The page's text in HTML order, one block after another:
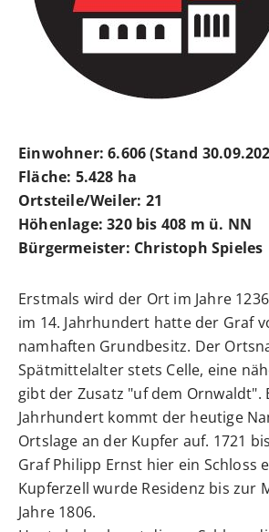
Einwohner: 6.606 (Stand
Fläche: 5.428 ha
Ortsteile/Weiler: 21
Höhenlage: 320 bis 408 m ü. NN
Bürgermeister: Christoph Spieles
Erstmals wird der Ort im Jahre
im 14. Jahrhundert hatte der Graf
namhaften Grundbesitz. Der
Spätmittelalter stets Celle, eine
gibt der Zusatz "uf dem Ornwaldt".
Jahrhundert kommt der heutige
Ortslage an der Kupfer auf. 1721
Graf Philipp Ernst hier ein Schloss
Kupferzell wurde Residenz bis zur
Jahre 1806.